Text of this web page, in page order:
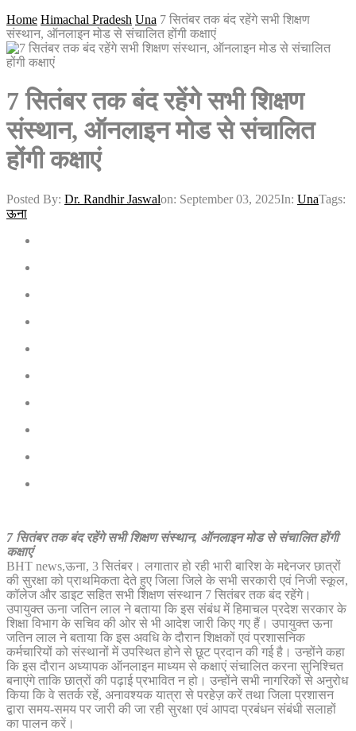
Home Himachal Pradesh Una 7 सितंबर तक बंद रहेंगे सभी शिक्षण
संस्थान, ऑनलाइन मोड से संचालित होंगी कक्षाएं
7 सितंबर तक बंद रहेंगे सभी शिक्षण
संस्थान, ऑनलाइन मोड से संचालित
होंगी कक्षाएं
Posted By: Dr. Randhir Jaswalon: September 03, 2025In: UnaTags:
ऊना
7 सितंबर तक बंद रहेंगे सभी शिक्षण संस्थान, ऑनलाइन मोड से संचालित होंगी
कक्षाएं
BHT news,ऊना, 3 सितंबर। लगातार हो रही भारी बारिश के मद्देनजर छात्रों
की सुरक्षा को प्राथमिकता देते हुए जिला जिले के सभी सरकारी एवं निजी स्कूल,
कॉलेज और डाइट सहित सभी शिक्षण संस्थान 7 सितंबर तक बंद रहेंगे।
उपायुक्त ऊना जतिन लाल ने बताया कि इस संबंध में हिमाचल प्रदेश सरकार के
शिक्षा विभाग के सचिव की ओर से भी आदेश जारी किए गए हैं। उपायुक्त ऊना
जतिन लाल ने बताया कि इस अवधि के दौरान शिक्षकों एवं प्रशासनिक
कर्मचारियों को संस्थानों में उपस्थित होने से छूट प्रदान की गई है। उन्होंने कहा
कि इस दौरान अध्यापक ऑनलाइन माध्यम से कक्षाएं संचालित करना सुनिश्चित
बनाएंगे ताकि छात्रों की पढ़ाई प्रभावित न हो। उन्होंने सभी नागरिकों से अनुरोध
किया कि वे सतर्क रहें, अनावश्यक यात्रा से परहेज़ करें तथा जिला प्रशासन
द्वारा समय-समय पर जारी की जा रही सुरक्षा एवं आपदा प्रबंधन संबंधी सलाहों
का पालन करें।